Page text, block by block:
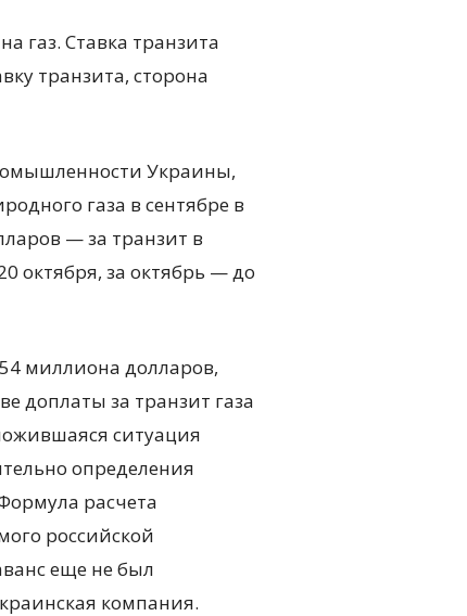
газ. Ставка транзита
транзита, сторона
Украины,
газа в сентябре в
— за транзит в
октября, за октябрь — до
миллиона долларов,
доплаты за транзит газа
ситуация
определения
расчета
российской
еще не был
компания.